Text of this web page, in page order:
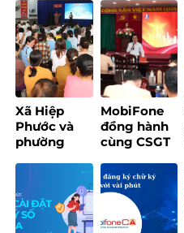
áp dụng
quy định
mới trong
chuyển đổi
phương
pháp tính
thuế sau
khi xóa bỏ
thuế khoán
từ đầu năm
2026?
Ký Số
MobiFone
Và Cách
Khắc Phục
Xã Hiệp
Phước và
phường
chương
trình “Bình
dân học vụ
MobiFone
đồng hành
cùng CSGT
chức tập
huấn
chuyển đổi
số